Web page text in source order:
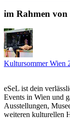
im Rahmen von
Kultursommer Wien
eSeL ist dein
Events in Wien und
Ausstellungen,
weiteren kulturellen